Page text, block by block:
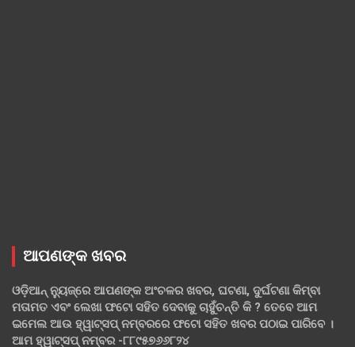
ଆପଣଙ୍କ ଖବର
ଓଡ଼ିଆନ୍ ନ୍ୟୁଜ୍‌ରେ ଆପଣଙ୍କ ଅଂଚଳର ଖବର, ଘଟଣା, ଦୁର୍ଘଟଣା କିମ୍ବା
ମତାମତ ଏବଂ ଲେଖା ଫଟୋ ସହିତ ଦେବାକୁ ଚାହୁଁଚନ୍ତି କି ? ତେବେ ଆମ
ଇମେଲ ଆଉ ହ୍ୱାଟ୍‌ସପ୍ ନମ୍ବରରେ ଫଟୋ ସହିତ ଖବର ପଠାଇ ପାରିବେ ।
ଆମ ହ୍ୱାଟ୍‌ସପ୍ ନମ୍ବର -୮୮୯୫୭୬୬୮୨୪